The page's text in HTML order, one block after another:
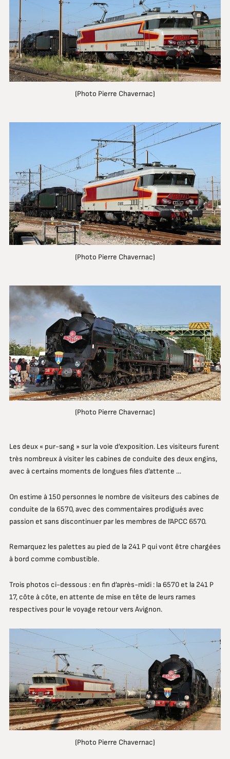
(Photo Pierre Chavernac)
(Photo Pierre Chavernac)
(Photo Pierre Chavernac)
Les deux « pur-sang » sur la voie d’exposition. Les visiteurs furent
très nombreux à visiter les cabines de conduite des deux engins,
avec à certains moments de longues files d’attente …
On estime à 150 personnes le nombre de visiteurs des cabines de
conduite de la 6570, avec des commentaires prodigués avec
passion et sans discontinuer par les membres de l’APCC 6570.
Remarquez les palettes au pied de la 241 P qui vont être chargées
à bord comme combustible.
Trois photos ci-dessous : en fin d’après-midi : la 6570 et la 241 P
17, côte à côte, en attente de mise en tête de leurs rames
respectives pour le voyage retour vers Avignon.
(Photo Pierre Chavernac)